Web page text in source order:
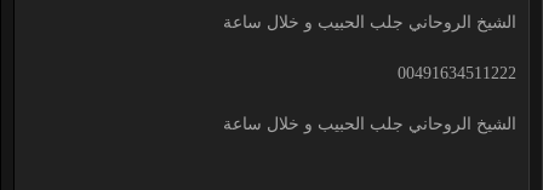
الشيخ الروحاني جلب الحبيب و خلال ساعة
00491634511222
الشيخ الروحاني جلب الحبيب و خلال ساعة